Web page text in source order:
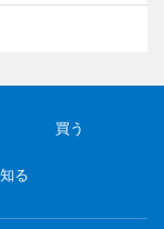
買う
る